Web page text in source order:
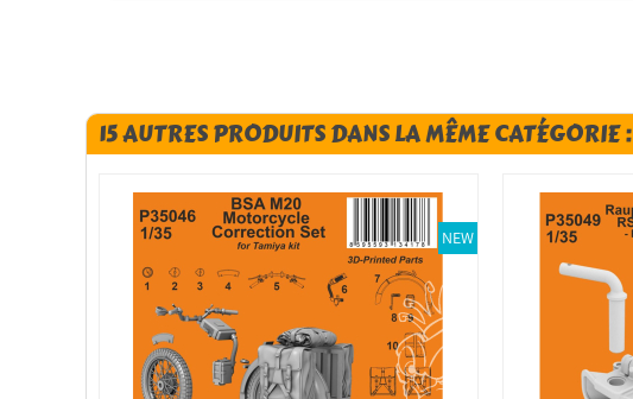
15 AUTRES PRODUITS DANS LA MÊME CATÉGORIE :
NEW